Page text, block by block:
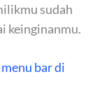
sudah
keinginanmu.
bar di